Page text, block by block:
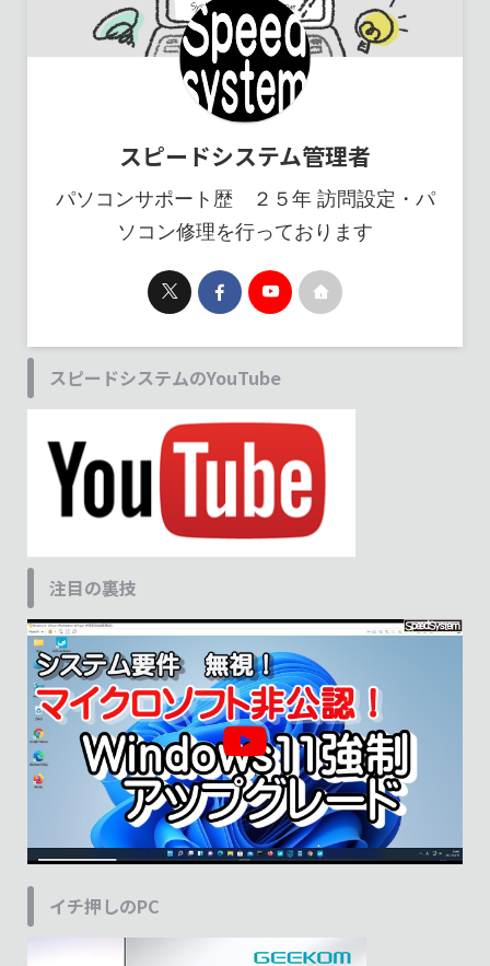
スピードシステム管理者
パソコンサポート歴 ２５年 訪問設定・パ
ソコン修理を行っております
スピードシステムのYouTube
注目の裏技
イチ押しのPC